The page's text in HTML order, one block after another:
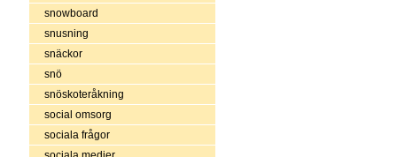
snowboard
snusning
snäckor
snö
snöskoteråkning
social omsorg
sociala frågor